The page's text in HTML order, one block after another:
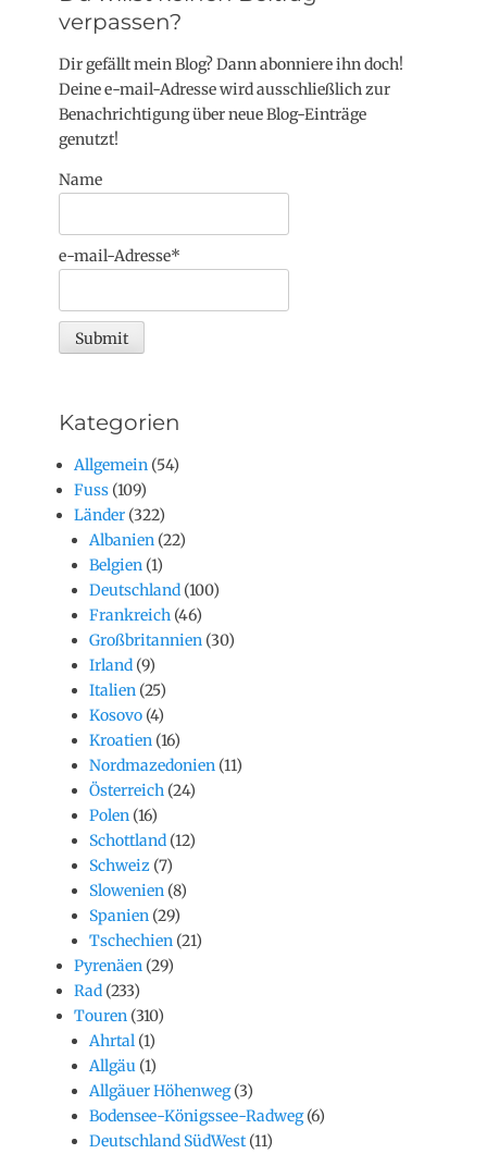
verpassen?
Dir gefällt mein Blog? Dann abonniere ihn doch!
Deine e-mail-Adresse wird ausschließlich zur
Benachrichtigung über neue Blog-Einträge
genutzt!
Name
e-mail-Adresse*
Kategorien
Allgemein (54)
Fuss (109)
Länder (322)
Albanien (22)
Belgien (1)
Deutschland (100)
Frankreich (46)
Großbritannien (30)
Irland (9)
Italien (25)
Kosovo (4)
Kroatien (16)
Nordmazedonien (11)
Österreich (24)
Polen (16)
Schottland (12)
Schweiz (7)
Slowenien (8)
Spanien (29)
Tschechien (21)
Pyrenäen (29)
Rad (233)
Touren (310)
Ahrtal (1)
Allgäu (1)
Allgäuer Höhenweg(3)
Bodensee-Königssee-Radweg(6)
Deutschland SüdWest(11)